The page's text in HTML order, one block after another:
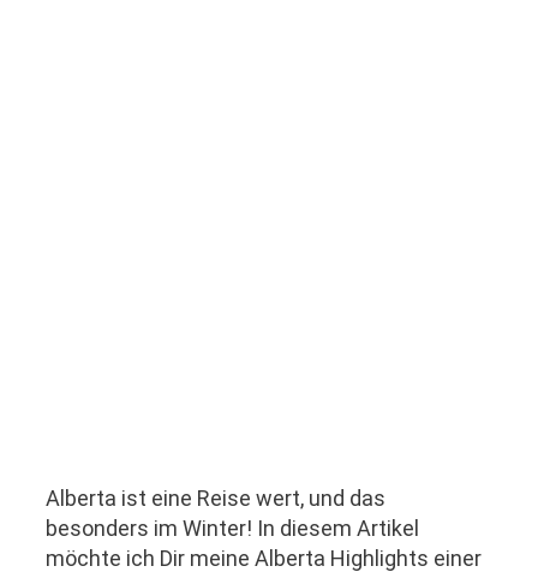
Alberta ist eine Reise wert, und das
besonders im Winter! In diesem Artikel
möchte ich Dir meine Alberta Highlights einer